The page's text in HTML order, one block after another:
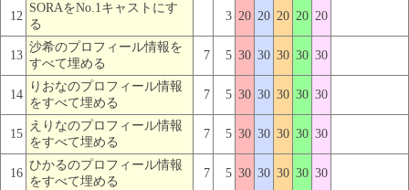
12
SORAをNo.1キャストにす
る
3 20 20 20 20 20
13
沙希のプロフィール情報を
すべて埋める
7 5 30 30 30 30 30
14
りおなのプロフィール情報
をすべて埋める
7 5 30 30 30 30 30
15
えりなのプロフィール情報
をすべて埋める
7 5 30 30 30 30 30
16
ひかるのプロフィール情報
をすべて埋める
7 5 30 30 30 30 30